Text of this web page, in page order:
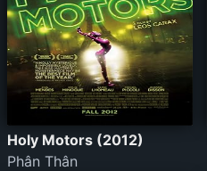
Holy Motors (2012)
Phân Thân